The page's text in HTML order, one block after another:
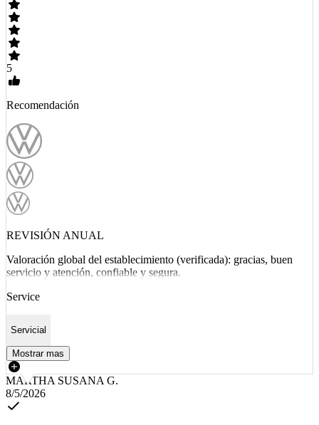
5
Recomendación
REVISIÓN ANUAL
Valoración global del establecimiento (verificada): gracias, buen
servicio y atención, confiable y segura.
Service
Servicial
Mostrar mas
MARTHA SUSANA G.
8/5/2026